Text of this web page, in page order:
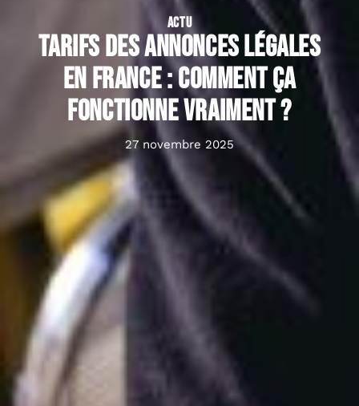
ACTU
Tarifs des annonces légales
en France : comment ça
fonctionne vraiment ?
27 novembre 2025